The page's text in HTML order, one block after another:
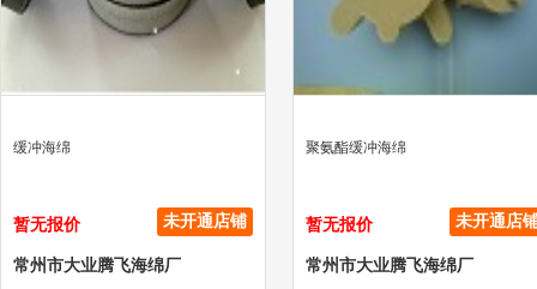
缓冲海绵
暂无报价 未开通店铺
常州市大业腾飞海绵厂
聚氨酯缓冲海绵
暂无报价 未开通店
常州市大业腾飞海绵厂